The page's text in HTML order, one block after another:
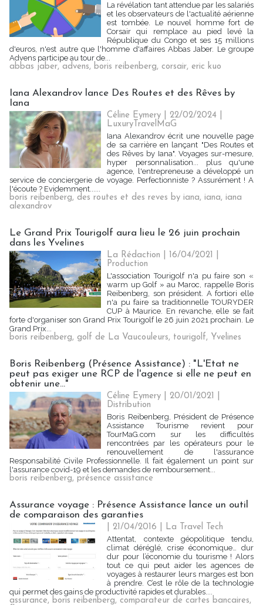
La révélation tant attendue par les salariés
et les observateurs de l'actualité aérienne
est tombée. Le nouvel homme fort de
Corsair qui remplace au pied levé la
République du Congo et ses 15 millions
d'euros, n'est autre que l'homme d'affaires Abbas Jaber. Le groupe
Advens participe au tour de...
abbas jaber, advens, boris reibenberg, corsair, eric kuo
Iana Alexandrov lance Des Routes et des Rêves by
Iana
Céline Eymery | 22/02/2024
LuxuryTravelMaG
Iana Alexandrov écrit une nouvelle page
de sa carrière en lançant "Des Routes et
des Rêves by Iana". Voyages sur-mesure,
hyper personnalisation... plus qu'une
agence, l'entrepreneuse a développé un
service de conciergerie de voyage. Perfectionniste ? Assurément ! A
l'écoute ? Evidemment......
boris reibenberg, des routes et des reves by iana, iana, iana
alexandrov
Le Grand Prix Tourigolf aura lieu le 26 juin prochain
dans les Yvelines
La Rédaction | 16/04/2021
Production
L'association Tourigolf n'a pu faire son «
warm up Golf » au Maroc, rappelle Boris
Reibenberg, son président. A fortiori elle
n'a pu faire sa traditionnelle TOURYDER
CUP à Maurice. En revanche, elle se fait
forte d'organiser son Grand Prix Tourigolf le 26 juin 2021 prochain. Le
Grand Prix...
boris reibenberg, golf de La Vaucouleurs, tourigolf, Yvelines
Boris Reibenberg (Présence Assistance) : "L'Etat ne
peut pas exiger une RCP de l'agence si elle ne peut en
obtenir une..."
Céline Eymery | 20/01/2021
Distribution
Boris Reibenberg, Président de Présence
Assistance Tourisme revient pour
TourMaG.com sur les difficultés
rencontrées par les opérateurs pour le
renouvellement de l'assurance
Responsabilité Civile Professionnelle. Il fait également un point sur
l'assurance covid-19 et les demandes de remboursement...
boris reibenberg, présence assistance
Assurance voyage : Présence Assistance lance un outil
de comparaison des garanties
| 21/04/2016
La Travel Tech
Attentat, contexte géopolitique tendu,
climat déréglé, crise économique… dur
dur pour l’économie du tourisme ! Alors
tout ce qui peut aider les agences de
voyages à restaurer leurs marges est bon
à prendre. C’est le rôle de la technologie
qui permet des gains de productivité rapides et durables....
assurance, boris reibenberg, comparateur de cartes bancaires,